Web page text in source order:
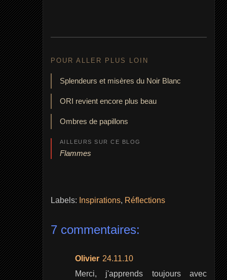
POUR ALLER PLUS LOIN
Splendeurs et misères du Noir Blanc
ORI revient encore plus beau
Ombres de papillons
AILLEURS SUR CE BLOG
Flammes
Labels: Inspirations, Réflections
7 commentaires:
Olivier 24.11.10
Merci, j'apprends toujours avec